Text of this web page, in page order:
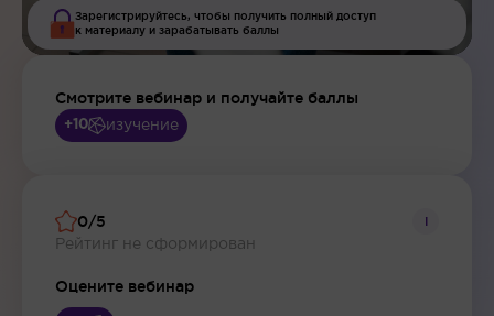
Зарегистрируйтесь, чтобы получить полный доступ
к материалу и зарабатывать баллы
Смотрите вебинар и получайте баллы
+10 изучение
0/5
Рейтинг не сформирован
i
Оцените вебинар